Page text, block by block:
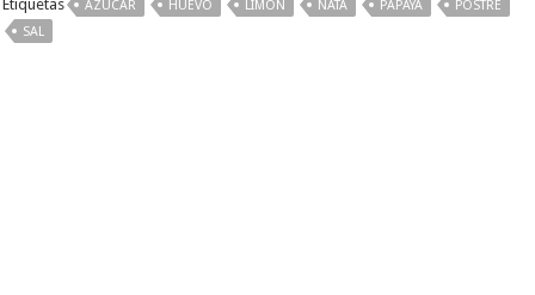
Etiquetas AZÚCAR HUEVO LIMÓN NATA PAPAYA
POSTRE
SAL